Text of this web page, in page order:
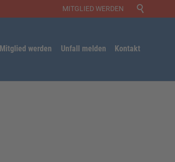
MITGLIED WERDEN 
Mitglied werden Unfall melden Kontakt